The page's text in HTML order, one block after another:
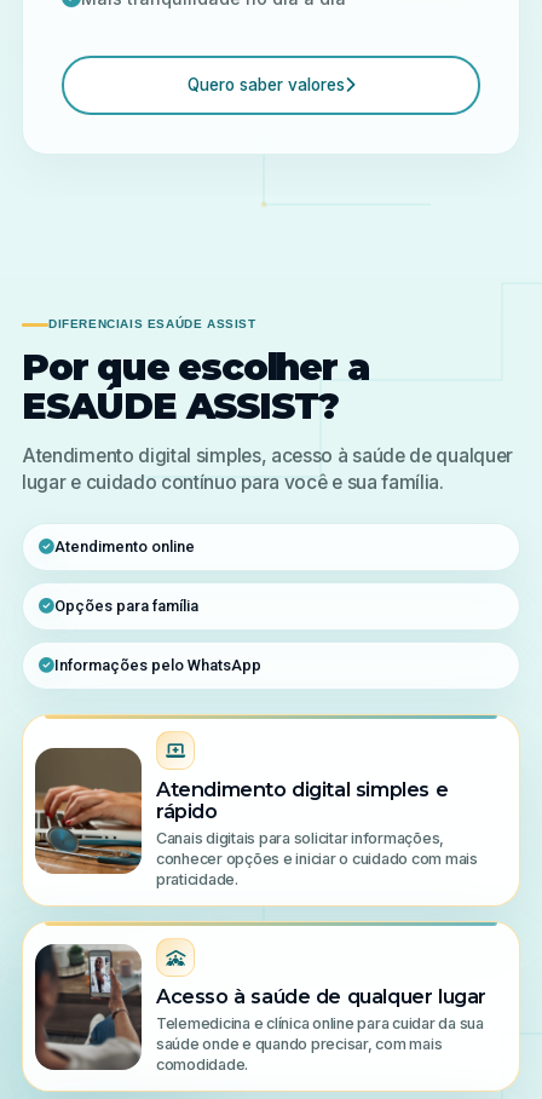
Quero saber valores
DIFERENCIAIS ESAÚDE ASSIST
Por que escolher a
ESAÚDE ASSIST?
Atendimento digital simples, acesso à saúde de qualquer
lugar e cuidado contínuo para você e sua família.
Atendimento online
Opções para família
Informações pelo WhatsApp
Atendimento digital simples e
rápido
Canais digitais para solicitar informações,
conhecer opções e iniciar o cuidado com mais
praticidade.
Acesso à saúde de qualquer lugar
Telemedicina e clínica online para cuidar da sua
saúde onde e quando precisar, com mais
comodidade.